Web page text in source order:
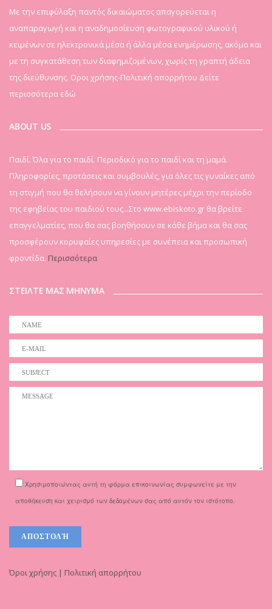
Mε την επιφύλαξη παντός δικαιώματος απαγορεύεται η
αναπαραγωγή και η αναδημοσίευση φωτογραφικού υλικού ή
κειμένων σε ηλεκτρονικά μέσα ή άλλα μέσα ενημέρωσης, ακόμα και
με τη συγκατάθεση των διαφημιζομένων, χωρίς τη γραπτή άδεια
της διεύθυνσης. Οροι χρήσης-Πολιτική απορρήτου Δείτε
περισσότερα εδώ
ABOUT US
Παιδί. Όλα για το παιδί. Περιοδικό για το παιδί και τη μαμά.
Πληροφορίες, προτάσεις και συμβουλές, για όλες τις γυναίκες από
τη στιγμή που θα θελήσουν να γίνουν μητέρες μέχρι την περίοδο
της εφηβείας του παιδιού τους...Στο www.ebiskoto.gr θα βρείτε
επαγγελματίες, που θα σας βοηθήσουν σε κάθε βήμα και θα σας
προσφέρουν κορυφαίες υπηρεσίες με συνέπεια και προσωπική
φροντίδα. Περισσότερα
ΣΤΕΙΛΤΕ ΜΑΣ ΜΗΝΥΜΑ
Χρησιμοποιώντας αυτή τη φόρμα επικοινωνίας συμφωνείτε με την
αποθήκευση και χειρισμό των δεδομένων σας από αυτόν τον ιστότοπο.
Όροι χρήσης | Πολιτική απορρήτου